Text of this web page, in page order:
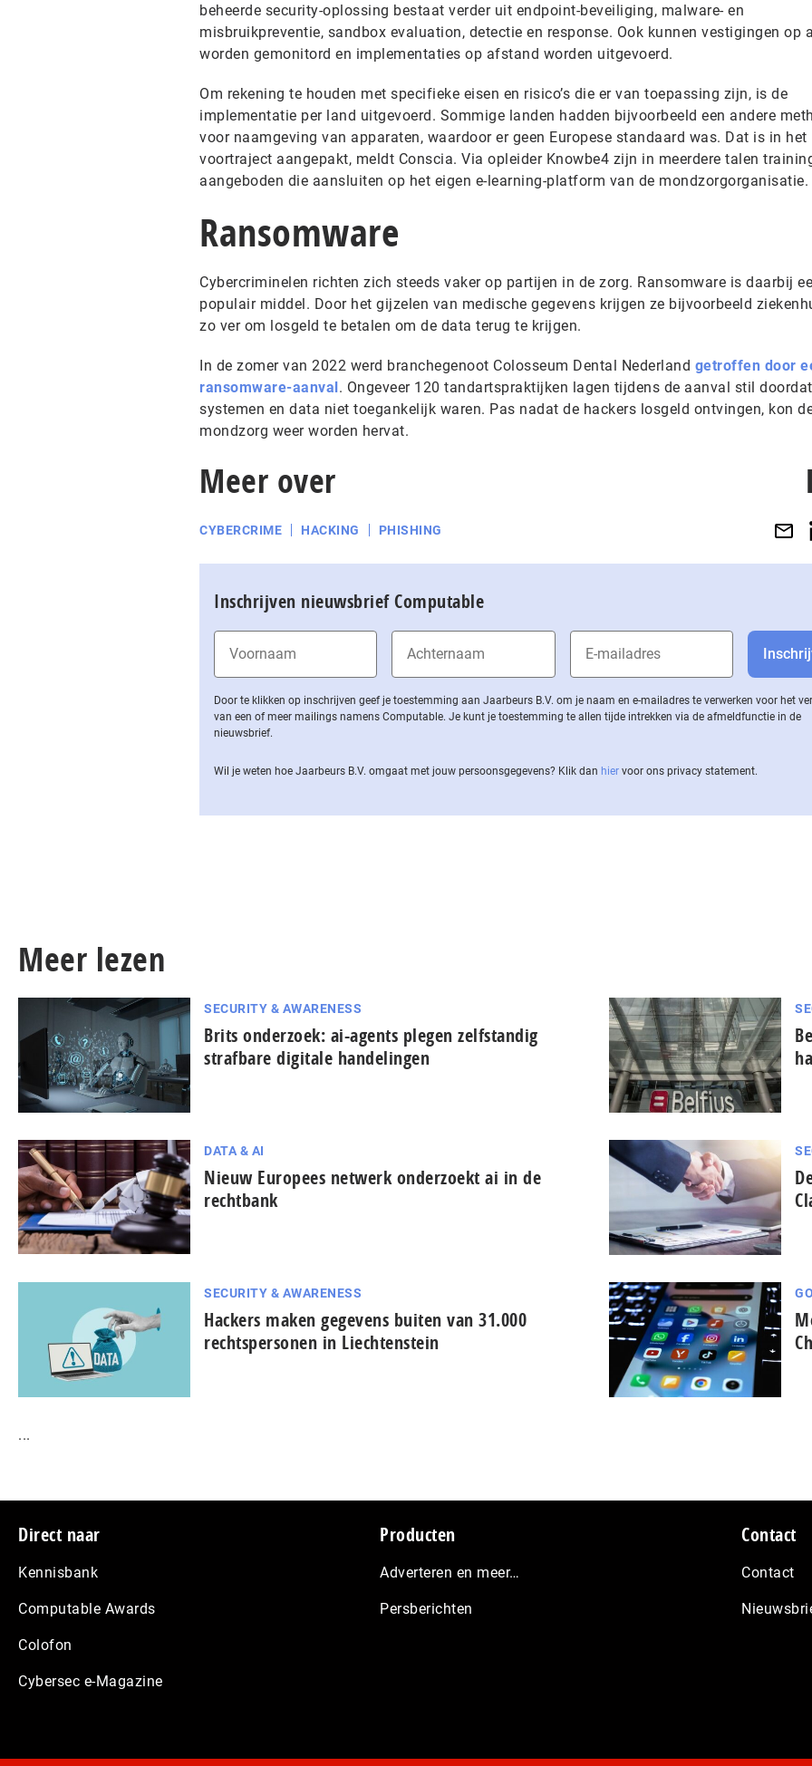
beheerde security-oplossing bestaat verder uit endpoint-beveiliging, malware- en
misbruikpreventie, sandbox evaluation, detectie en response. Ook kunnen vestigingen op
worden gemonitord en implementaties op afstand worden uitgevoerd.
Om rekening te houden met specifieke eisen en risico’s die er van toepassing zijn, is de
implementatie per land uitgevoerd. Sommige landen hadden bijvoorbeeld een andere
voor naamgeving van apparaten, waardoor er geen Europese standaard was. Dat is in het
voortraject aangepakt, meldt Conscia. Via opleider Knowbe4 zijn in meerdere talen
aangeboden die aansluiten op het eigen e-learning-platform van de mondzorgorganisatie.
Ransomware
Cybercriminelen richten zich steeds vaker op partijen in de zorg. Ransomware is daarbij
populair middel. Door het gijzelen van medische gegevens krijgen ze bijvoorbeeld
zo ver om losgeld te betalen om de data terug te krijgen.
In de zomer van 2022 werd branchegenoot Colosseum Dental Nederland getroffen door
ransomware-aanval. Ongeveer 120 tandartspraktijken lagen tijdens de aanval stil doordat
systemen en data niet toegankelijk waren. Pas nadat de hackers losgeld ontvingen, kon
mondzorg weer worden hervat.
Meer over
CYBERCRIME HACKING PHISHING
Inschrijven nieuwsbrief Computable
Door te klikken op inschrijven geef je toestemming aan Jaarbeurs B.V. om je naam en e-mailadres te verwerken voor het
van een of meer mailings namens Computable. Je kunt je toestemming te allen tijde intrekken via de af­meld­func­tie in de
nieuwsbrief.
Wil je weten hoe Jaarbeurs B.V. omgaat met jouw per­soons­ge­ge­vens? Klik dan hier voor ons privacy statement.
Meer lezen
SECURITY & AWARENESS
Brits onderzoek: ai-agents plegen zelfstandig
strafbare digitale handelingen
DATA & AI
Nieuw Europees netwerk onderzoekt ai in de
rechtbank
SECURITY & AWARENESS
Hackers maken gegevens buiten van 31.000
rechtspersonen in Liechtenstein
...
Footer
Direct naar
Kennisbank
Computable Awards
Colofon
Cybersec e-Magazine
Producten
Adverteren en meer…
Persberichten
Contact
Contact